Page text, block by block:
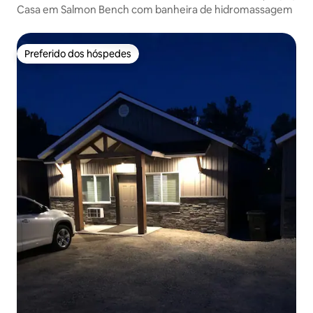
Casa em Salmon Bench com banheira de hidromassagem
Preferido dos hóspedes
Preferido dos hóspedes